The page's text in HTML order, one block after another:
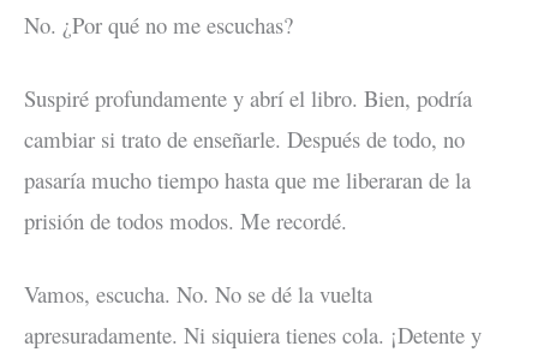
No. ¿Por qué no me escuchas?
Suspiré profundamente y abrí el libro. Bien, podría
cambiar si trato de enseñarle. Después de todo, no
pasaría mucho tiempo hasta que me liberaran de la
prisión de todos modos. Me recordé.
Vamos, escucha. No. No se dé la vuelta
apresuradamente. Ni siquiera tienes cola. ¡Detente y